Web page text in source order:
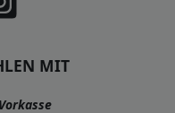
MIT
Vorkasse